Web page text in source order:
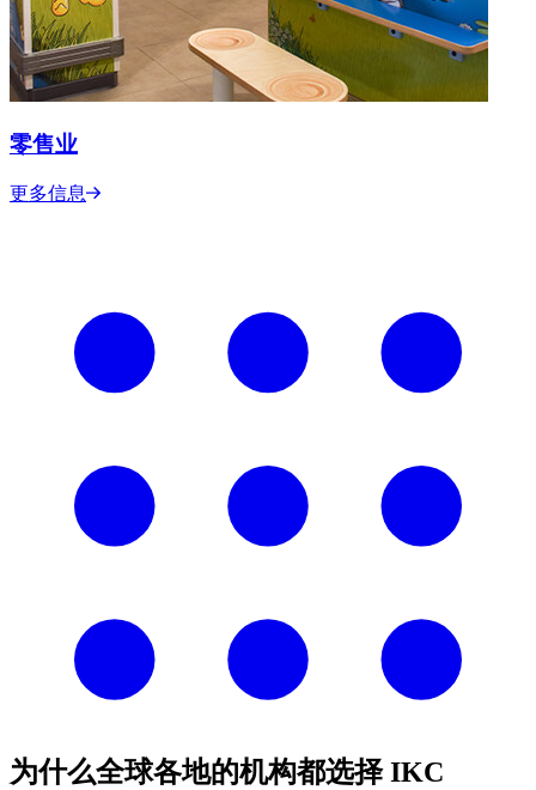
零售业
更多信息
为什么全球各地的机构都选择 IKC